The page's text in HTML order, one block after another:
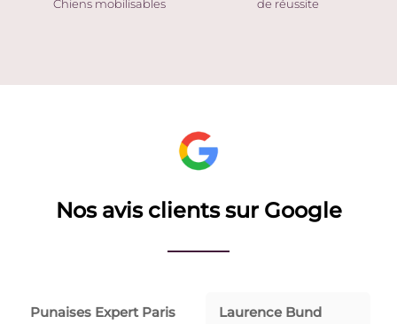
Chiens mobilisables de réussite
Nos avis clients sur Google
Punaises Expert Paris
Laurence Bund